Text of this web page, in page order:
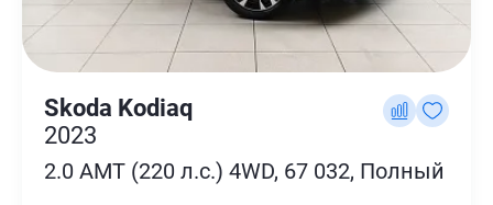
Skoda Kodiaq
2023
2.0 AMT (220 л.с.) 4WD, 67 032, Полный